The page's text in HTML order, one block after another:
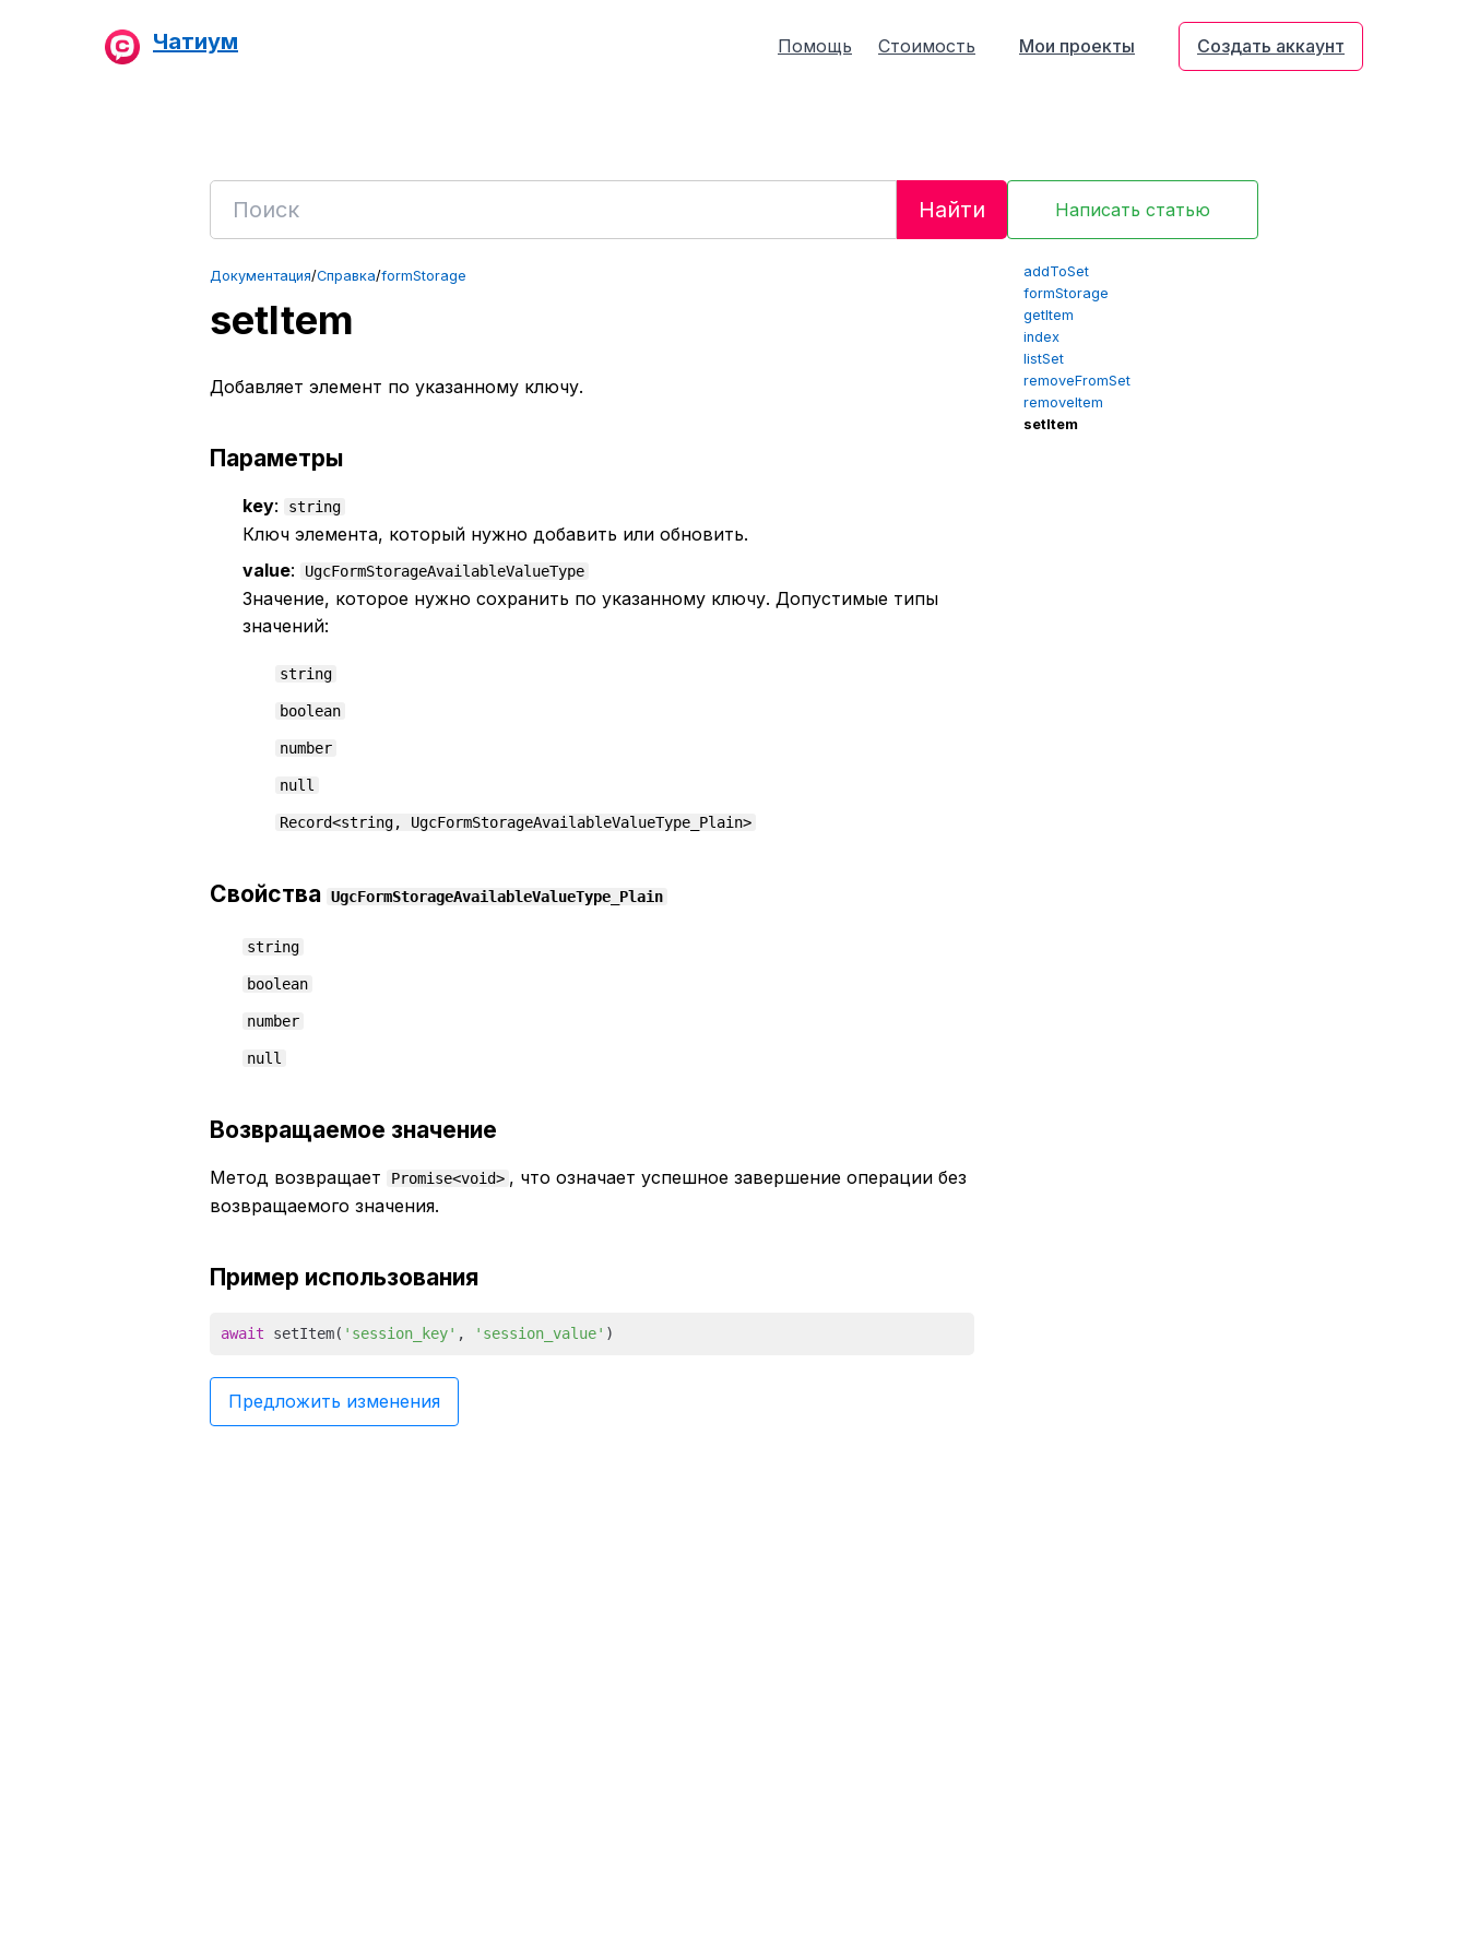
Чатиум Помощь Стоимость Мои проекты Создать аккаунт
Найти
Документация/Справка/formStorage
setItem
Добавляет элемент по указанному ключу.
Параметры
key: string
Ключ элемента, который нужно добавить или обновить.
value: UgcFormStorageAvailableValueType
Значение, которое нужно сохранить по указанному ключу. Допустимые типы
значений:
string
boolean
number
null
Record<string, UgcFormStorageAvailableValueType_Plain>
Свойства UgcFormStorageAvailableValueType_Plain
string
boolean
number
null
Возвращаемое значение
Метод возвращает Promise<void> , что означает успешное завершение операции без
возвращаемого значения.
Пример использования
await setItem( 'session_key' , 'session_value'
Предложить изменения
Написать статью
addToSet
formStorage
getItem
index
listSet
removeFromSet
removeItem
setItem